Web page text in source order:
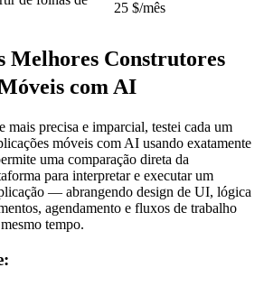
25 $/mês
Melhores Construtores
com AI
mais precisa e imparcial, testei cada um
móveis com AI usando exatamente
uma comparação direta da
para interpretar e executar um
— abrangendo design de UI, lógica
agendamento e fluxos de trabalho
tempo.